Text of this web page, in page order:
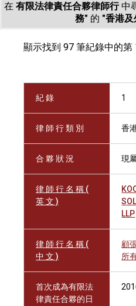
在 有限法律責任合夥律師行中
務" 的 "香港
顯示找到 97 筆紀錄中的第
紀 錄 1
律 師 行 類 別 香
合 夥 狀 況 現
律 師 行 名 稱 (
英 文 )
LLP
律 師 行 名 稱 (
中 文 )
顧
所
首次成為有限法
律責任合夥的日